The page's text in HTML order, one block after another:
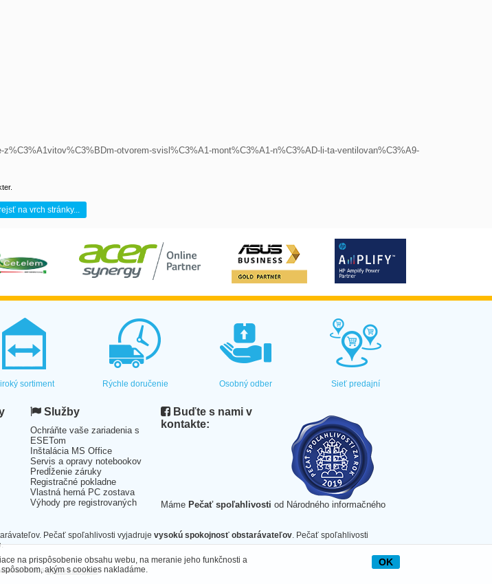
otvorem-svisl%C3%A1-mont%C3%A1-n%C3%AD-li-ta-ventilovan%C3%A9-
na vrch stránky...
sortiment Rýchle doručenie Osobný odber Sieť predajní
Služby
Ochráňte vaše zariadenia s
ESETom
Inštalácia MS Office
Servis a opravy notebookov
Predĺženie záruky
Registračné pokladne
Vlastná herná PC zostava
Výhody pre registrovaných
Buďte s nami v
kontakte:
Máme Pečať spoľahlivosti od Národného informačného
Pečať spoľahlivosti vyjadruje vysokú spokojnosť obstarávateľov. Pečať spoľahlivosti
©2026CyberSoft s.r.o.
na prispôsobenie obsahu webu, na meranie jeho funkčnosti a
akým s cookies nakladáme.
OK